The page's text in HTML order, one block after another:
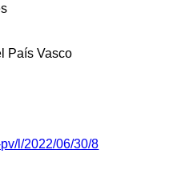
País Vasco
l/2022/06/30/8